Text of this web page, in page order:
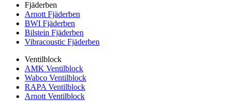
Fjäderben
Arnott Fjäderben
BWI Fjäderben
Bilstein Fjäderben
Vibracoustic Fjäderben
Ventilblock
AMK Ventilblock
Wabco Ventilblock
RAPA Ventilblock
Arnott Ventilblock